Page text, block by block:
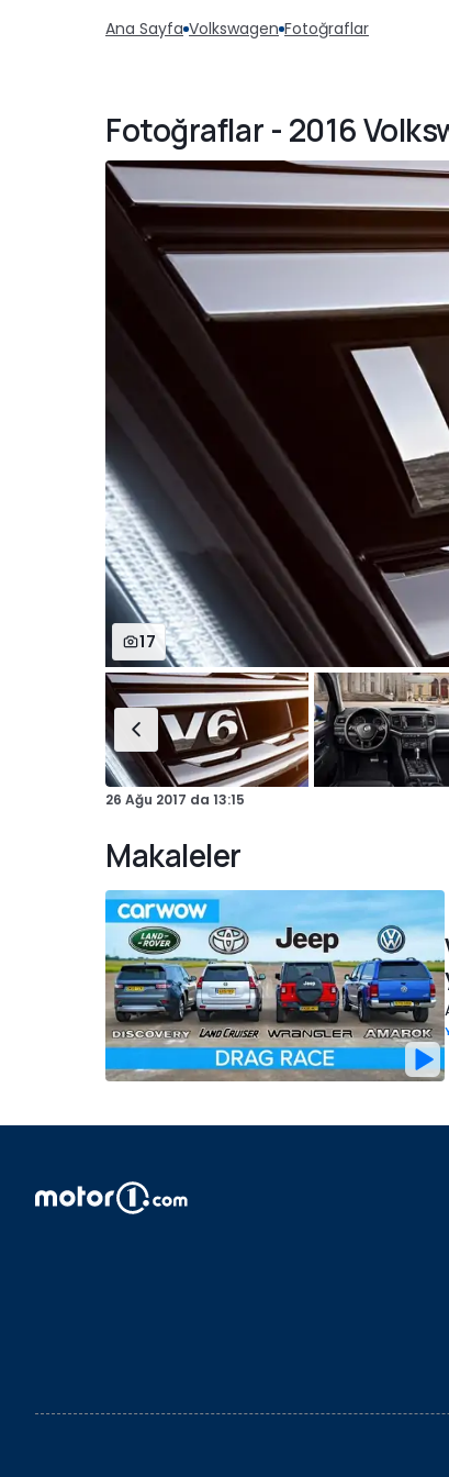
Ana Sayfa Volkswagen Fotoğraflar
Fotoğraflar - 2016
17
26 Ağu 2017 da 13:15
Makaleler